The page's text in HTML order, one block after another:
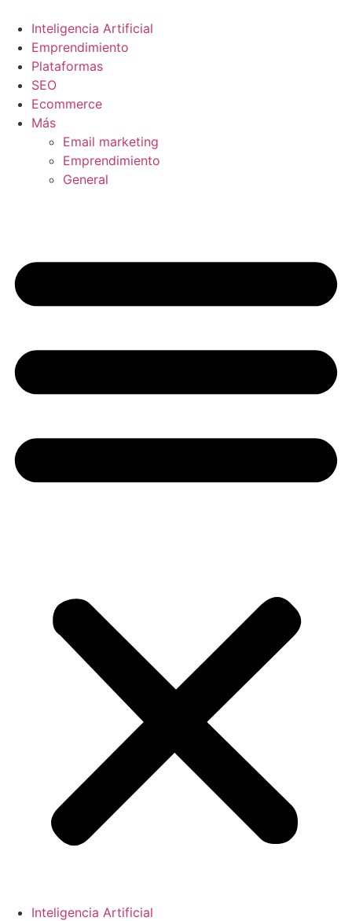
contenido
Inteligencia Artificial
Emprendimiento
Plataformas
SEO
Ecommerce
Más
Email marketing
Emprendimiento
General
Inteligencia Artificial